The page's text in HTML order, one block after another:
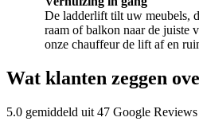
De ladderlift tilt uw meubels,
raam of balkon naar de juiste
onze chauffeur de lift af en
Wat klanten zeggen
5.0 gemiddeld uit 47 Google Reviews